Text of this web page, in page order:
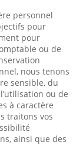
personnel
pour
pour
ou de
nous tenons
sensible, du
ou de
à caractère
traitons vos
ainsi que des